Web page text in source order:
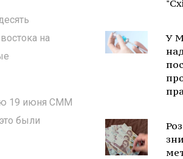
на
19 июня СММ
были
У